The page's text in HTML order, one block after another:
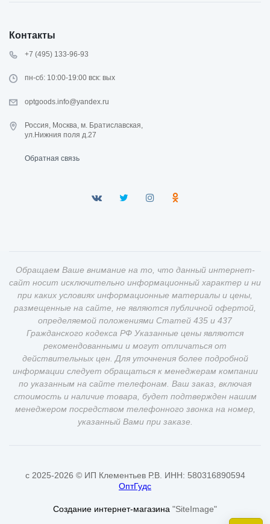
Контакты
+7 (495) 133-96-93
пн-сб: 10:00-19:00 вск: вых
optgoods.info@yandex.ru
Россия, Москва, м. Братиславская,
ул.Нижния поля д.27
Обратная связь
Обращаем Ваше внимание на то, что данный интернет-
сайт носит исключительно информационный характер и ни
при каких условиях информационные материалы и цены,
размещенные на сайте, не являются публичной офертой,
определяемой положениями Статей 435 и 437
Гражданского кодекса РФ Указанные цены являются
рекомендованными и могут отличаться от
действительных цен. Для уточнения более подробной
информации следует обращаться к менеджерам компании
по указанным на сайте телефонам. Ваш заказ, включая
стоимость и наличие товара, будет подтвержден нашим
менеджером посредством телефонного звонка на номер,
указанный Вами при заказе.
c 2025-2026 © ИП Клементьев Р.В. ИНН: 580316890594
ОптГудс
Создание интернет-магазина "SiteImage"